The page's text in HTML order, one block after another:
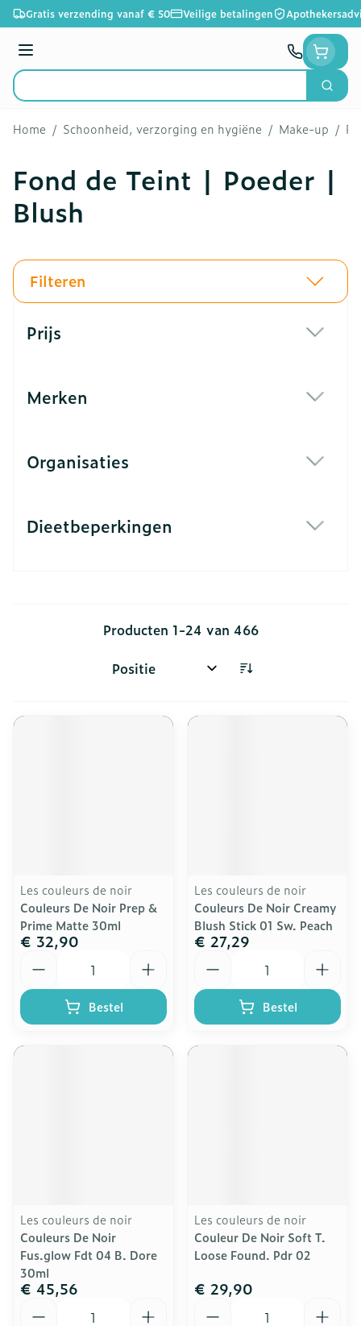
Ga naar de inhoud
Gratis verzending vanaf € 50 Veilige betalingen
Menu
Product, merk, categorie...
Zoek
Home / Schoonheid, verzorging en hygiëne / Make-up /
Fond de Teint | Poeder |
Blush
Filteren
Prijs
Merken
Organisaties
Dieetbeperkingen
Producten 1-24 van 466
Sorteer op:
Les couleurs de noir
Couleurs De Noir Prep &
Prime Matte 30ml
€ 32,90
Bestel
Les couleurs de noir
Couleurs De Noir Creamy
Blush Stick 01 Sw. Peach
€ 27,29
Bestel
Les couleurs de noir
Couleurs De Noir
Fus.glow Fdt 04 B. Dore
30ml
€ 45,56
Les couleurs de noir
Couleur De Noir Soft T.
Loose Found. Pdr 02
€ 29,90